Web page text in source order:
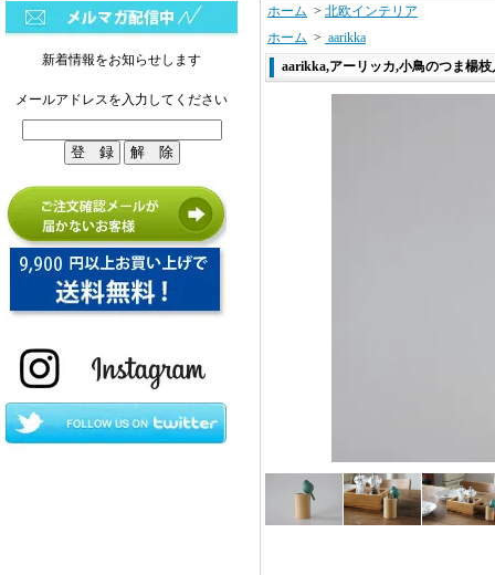
新着情報をお知らせします
メールアドレスを入力してください
ホーム > 北欧インテリア
ホーム > aarikka
aarikka,アーリッカ,小鳥のつま楊枝